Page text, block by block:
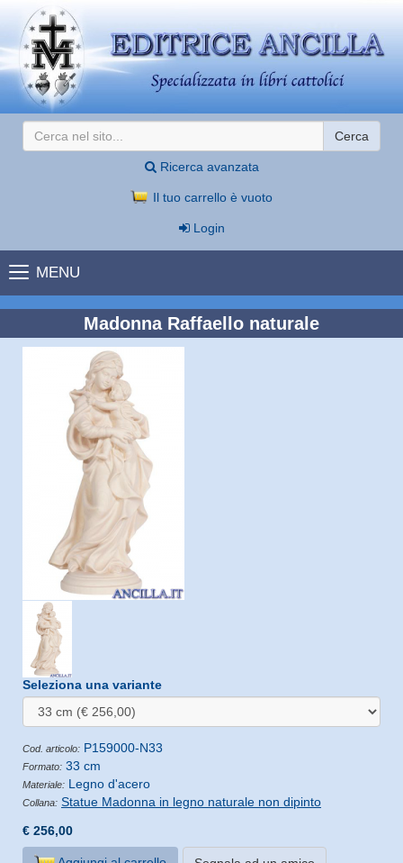
Cerca
Ricerca avanzata
Il tuo carrello è vuoto
Login
MENU
Madonna Raffaello naturale
Seleziona una variante
Cod. articolo: P159000-N33
Formato: 33 cm
Materiale: Legno d'acero
Collana: Statue Madonna in legno naturale non dipinto
€ 256,00